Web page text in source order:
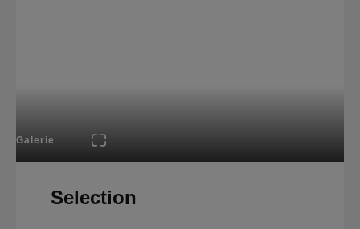
Galerie
Selection